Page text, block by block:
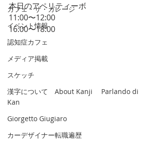
カフェ・ザ・ガレージ
イベント情報
認知症カフェ
メディア掲載
スケッチ
漢字について About Kanji Parlando di
Kan
Giorgetto Giugiaro
カーデザイナー転職遍歴
本日のアペリティーボ
11:00〜12:00
16:00〜18:00